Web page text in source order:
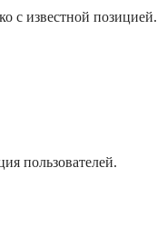
с известной позицией.
пользователей.